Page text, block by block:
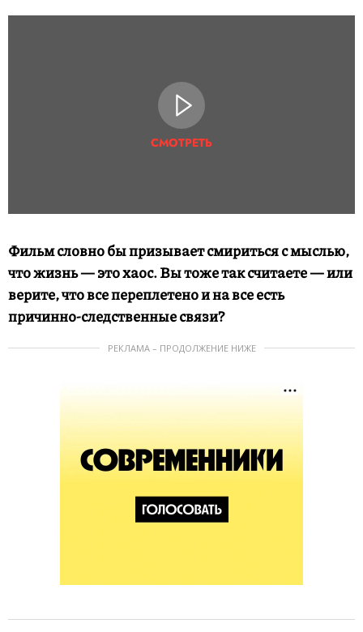
СМОТРЕТЬ
Фильм словно бы призывает смириться с мыслью,
что жизнь — это хаос. Вы тоже так считаете — или
верите, что все переплетено и на все есть
причинно-следственные связи?
РЕКЛАМА – ПРОДОЛЖЕНИЕ НИЖЕ